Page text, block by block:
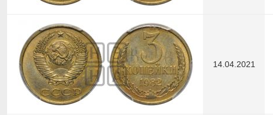
14.04.2021